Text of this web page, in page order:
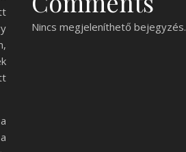
Nincs megjeleníthető bejegyzés.